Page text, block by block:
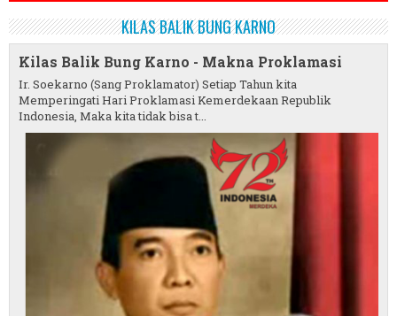
KILAS BALIK BUNG KARNO
Kilas Balik Bung Karno - Makna Proklamasi
Ir. Soekarno (Sang Proklamator) Setiap Tahun kita
Memperingati Hari Proklamasi Kemerdekaan Republik
Indonesia, Maka kita tidak bisa t...